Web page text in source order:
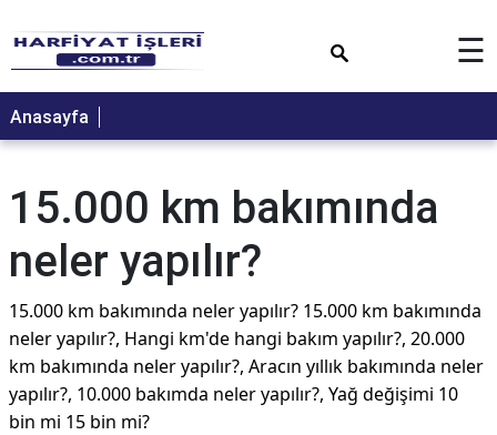
☰
Anasayfa
15.000 km bakımında
neler yapılır?
15.000 km bakımında neler yapılır? 15.000 km bakımında
neler yapılır?, Hangi km'de hangi bakım yapılır?, 20.000
km bakımında neler yapılır?, Aracın yıllık bakımında neler
yapılır?, 10.000 bakımda neler yapılır?, Yağ değişimi 10
bin mi 15 bin mi?